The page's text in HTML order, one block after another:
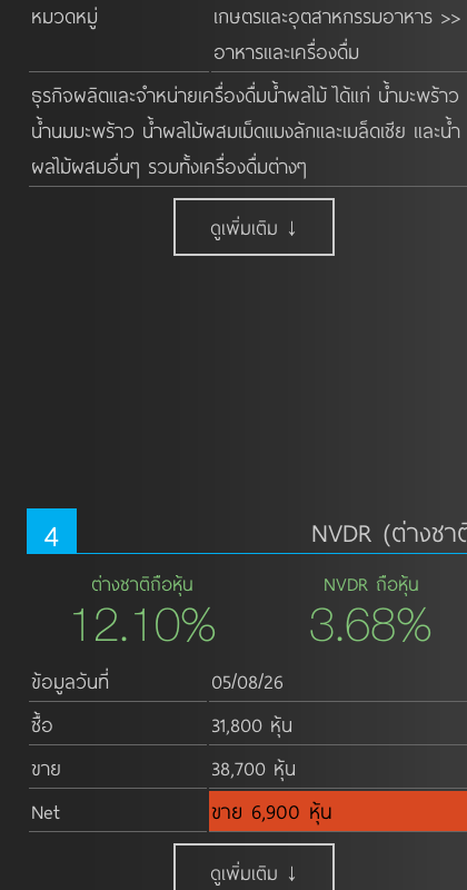
หมวดหมู่
เกษตรและอุตสาหกรรมอาหาร >>
อาหารและเครื่องดื่ม
ธุรกิจผลิตและจำหน่ายเครื่องดื่มน้ำผลไม้ ได้แก่ น้ำมะพร้าว
น้ำนมมะพร้าว น้ำผลไม้ผสมเม็ดแมงลักและเมล็ดเชีย และน้ำ
ผลไม้ผสมอื่นๆ รวมทั้งเครื่องดื่มต่างๆ
ดูเพิ่มเติม ↓
4 NVDR (ต่างชา
ต่างชาติถือหุ้น
12.10%
NVDR ถือหุ้น
3.68%
ข้อมูลวันที่
05/08/26
ซื้อ
31,800 หุ้น
ขาย
38,700 หุ้น
Net
ขาย 6,900 หุ้น
ดูเพิ่มเติม ↓